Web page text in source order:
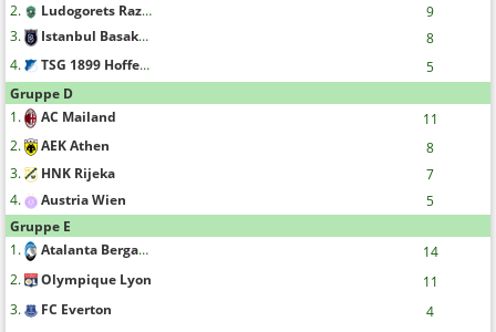
2.
Ludogorets Razgrad
9
3.
Istanbul Basaksehir FK
8
4.
TSG 1899 Hoffenheim
5
Gruppe D
1.
AC Mailand
11
2.
AEK Athen
8
3.
HNK Rijeka
7
4.
Austria Wien
5
Gruppe E
1.
Atalanta Bergamo
14
2.
Olympique Lyon
11
3.
FC Everton
4